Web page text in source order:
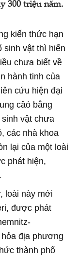
300 triệu năm.
kiến thức hạn
sinh vật thì hiển
chưa biết về
hành tinh của
cứu hiện đại
câó bằng
vật chưa
các nhà khoa
lại của một loài
phát hiện,
loài này mới
được phát
địa phương
thành phố